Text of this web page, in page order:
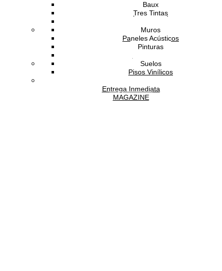
Baux
Tres Tintas
Muros
Paneles Acústicos
Pinturas
Suelos
Pisos Vinílicos
Entrega Inmediata
MAGAZINE